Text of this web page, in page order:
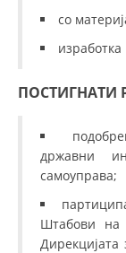
со
ПОСТИГНАТИ
државни
самоуправа;
Штабови на